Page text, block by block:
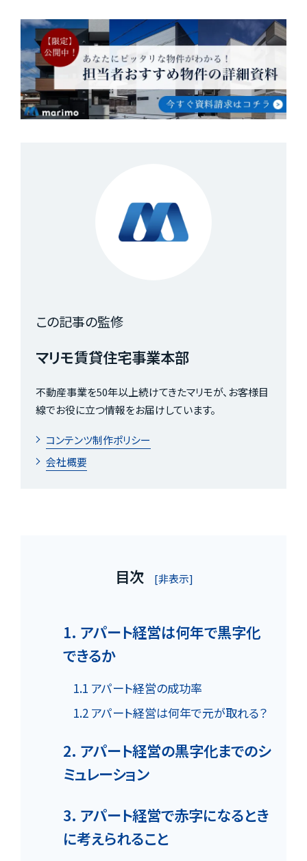
コンテンツポリシー
この記事の監修
マリモ賃貸住宅事業本部
不動産事業を50年以上続けてきたマリモが、お客様目
線でお役に立つ情報をお届けしています。
コンテンツ制作ポリシー
会社概要
目次 [非表示]
1. アパート経営は何年で黒字化
できるか
1.1 アパート経営の成功率
1.2 アパート経営は何年で元が取れる？
2. アパート経営の黒字化までのシ
ミュレーション
3. アパート経営で赤字になるとき
に考えられること